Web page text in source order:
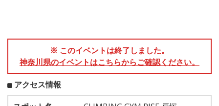
※ このイベントは終了しました。
神奈川県のイベントはこちらからご確認ください。
アクセス情報